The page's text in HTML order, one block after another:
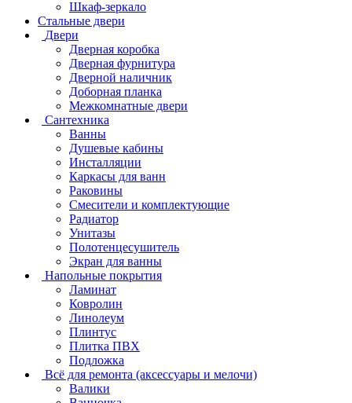
Шкаф-зеркало
Стальные двери
Двери
Дверная коробка
Дверная фурнитура
Дверной наличник
Доборная планка
Межкомнатные двери
Сантехника
Ванны
Душевые кабины
Инсталляции
Каркасы для ванн
Раковины
Смесители и комплектующие
Радиатор
Унитазы
Полотенцесушитель
Экран для ванны
Напольные покрытия
Ламинат
Ковролин
Линолеум
Плинтус
Плитка ПВХ
Подложка
Всё для ремонта (аксессуары и мелочи)
Валики